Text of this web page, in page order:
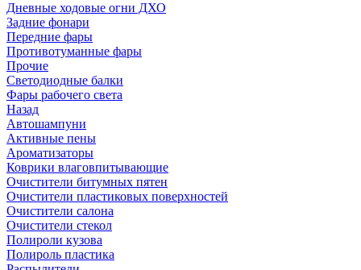
Дневные ходовые огни ДХО
Задние фонари
Передние фары
Противотуманные фары
Прочие
Светодиодные балки
Фары рабочего света
Назад
Автошампуни
Активные пены
Ароматизаторы
Коврики влаговпитывающие
Очистители битумных пятен
Очистители пластиковых поверхностей
Очистители салона
Очистители стекол
Полироли кузова
Полироль пластика